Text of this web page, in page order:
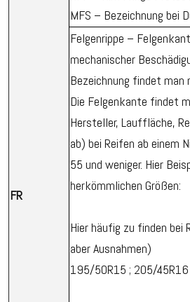
MFS – Bezeichnung bei
FR
Felgenrippe –
mechanischer
Bezeichnung findet man
Die Felgenkante findet
Hersteller, Lauffläche,
ab) bei Reifen ab einem
55 und weniger. Hier
herkömmlichen Größen:
Hier häufig zu finden bei
aber Ausnahmen)
195/50R15 ; 205/45R16